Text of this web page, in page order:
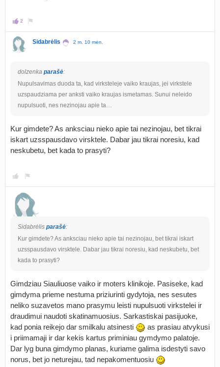
2
Sidabrėlis 2 m. 10 mėn.
dolzenka parašė:
Nupulsavimas duoda ta, kad virksteleje vaiko kraujas, jei virkstele
uzspaudziama per anksti vaiko kraujas ismetamas. Sunui neleido
nupulsuoti, nes nezinojau apie ta…
Kur gimdete? As anksciau nieko apie tai nezinojau, bet tikrai
iskart uzsspausdavo virsktele. Dabar jau tikrai noresiu, kad
neskubetu, bet kada to prasyti?
Sidabrėlis parašė:
Kur gimdete? As anksciau nieko apie tai nezinojau, bet tikrai iskart
uzsspausdavo virsktele. Dabar jau tikrai noresiu, kad neskubetu, bet
kada to prasyti?
Gimdziau Siauliuose vaiko ir moters klinikoje. Pasiseke, kad
gimdyma prieme nestuma priziurinti gydytoja, nes sesutes
neliko suzavetos mano prasymu leisti nupulsuoti virkstelei ir
draudimui naudoti skatinamuosius. Sarkastiskai pasijuoke,
kad ponia reikejo dar smilkalu atsinesti
as prasiau atvykusi
i priimamaji ir dar kekis kartus priminiau gymdymo palatoje.
Dar lyg buna gimdymo planas, kuriame galima isdestyti savo
norus, bet jo neturejau, tad nepakomentuosiu